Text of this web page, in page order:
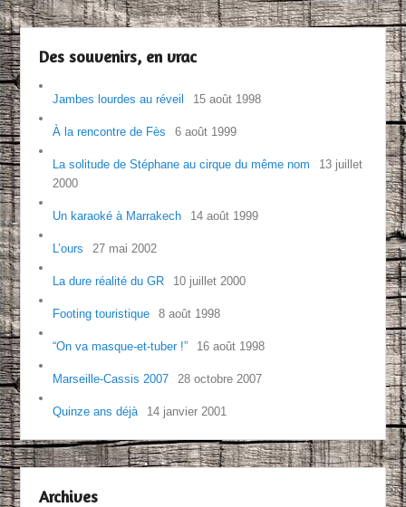
Des souvenirs, en vrac
Jambes lourdes au réveil 15 août 1998
À la rencontre de Fès 6 août 1999
La solitude de Stéphane au cirque du même nom
13 juillet
2000
Un karaoké à Marrakech 14 août 1999
L’ours 27 mai 2002
La dure réalité du GR 10 juillet 2000
Footing touristique 8 août 1998
“On va masque-et-tuber !” 16 août 1998
Marseille-Cassis 2007 28 octobre 2007
Quinze ans déjà 14 janvier 2001
Archives